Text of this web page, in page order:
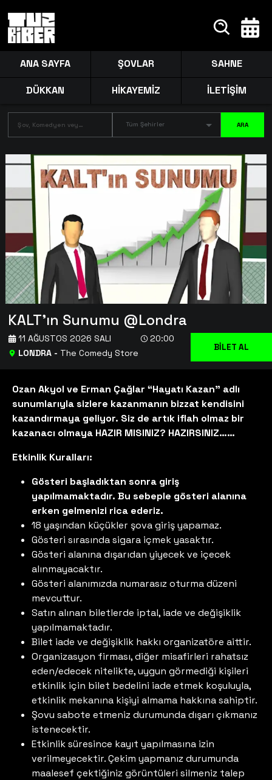
ANA SAYFA ŞOVLAR SAHNE
DÜKKAN HİKAYEMİZ İLETİŞİM
Tüm Şehirler ARA
KALT'ın Sunumu @Londra
LONDRA- The Comedy Store
11 AĞUSTOS 2026 SALI 20:00
BİLET AL
Ozan Akyol ve Erman Çağlar “Hayatı Kazan” adlı
sunumlarıyla sizlere kazanmanın bizzat kendisini
kazandırmaya geliyor. Siz de artık iflah olmaz bir
kazanacı olmaya HAZIR MISINIZ? HAZIRSINIZ……
Etkinlik Kuralları:
Gösteri başladıktan sonra giriş
yapılmamaktadır. Bu sebeple gösteri alanına
erken gelmenizi rica ederiz.
18 yaşından küçükler şova giriş yapamaz.
Gösteri sırasında sigara içmek yasaktır.
Gösteri alanına dışarıdan yiyecek ve içecek
alınmayacaktır.
Gösteri alanımızda numarasız oturma düzeni
mevcuttur.
Satın alınan biletlerde iptal, iade ve değişiklik
yapılmamaktadır.
Bilet iade ve değişiklik hakkı organizatöre aittir.
Organizasyon firması, diğer misafirleri rahatsız
eden/edecek nitelikte, uygun görmediği kişileri
etkinlik için bilet bedelini iade etmek koşuluyla,
etkinlik mekanına kişiyi almama hakkına sahiptir.
Şovu sabote etmeniz durumunda dışarı çıkmanız
istenecektir.
Etkinlik süresince kayıt yapılmasına izin
verilmeyecektir. Çekim yapmanız durumunda
maalesef çektiğiniz görüntüleri silmeniz talep